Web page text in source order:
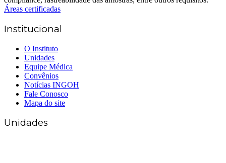
Áreas certificadas
Institucional
O Instituto
Unidades
Equipe Médica
Convênios
Notícias INGOH
Fale Conosco
Mapa do site
Unidades